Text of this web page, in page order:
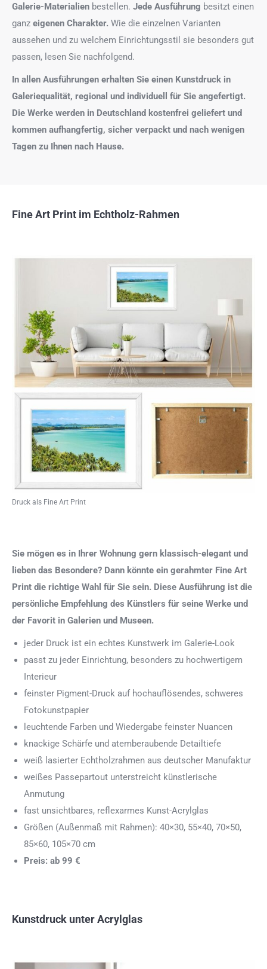
Galerie-Materialien bestellen. Jede Ausführung besitzt einen
ganz eigenen Charakter. Wie die einzelnen Varianten
aussehen und zu welchem Einrichtungsstil sie besonders gut
passen, lesen Sie nachfolgend.
In allen Ausführungen erhalten Sie einen Kunstdruck in
Galeriequalität, regional und individuell für Sie angefertigt.
Die Werke werden in Deutschland kostenfrei geliefert und
kommen aufhangfertig, sicher verpackt und nach wenigen
Tagen zu Ihnen nach Hause.
Fine Art Print im Echtholz-Rahmen
Druck als Fine Art Print
Sie mögen es in Ihrer Wohnung gern klassisch-elegant und
lieben das Besondere? Dann könnte ein gerahmter Fine Art
Print die richtige Wahl für Sie sein. Diese Ausführung ist die
persönliche Empfehlung des Künstlers für seine Werke und
der Favorit in Galerien und Museen.
jeder Druck ist ein echtes Kunstwerk im Galerie-Look
passt zu jeder Einrichtung, besonders zu hochwertigem
Interieur
feinster Pigment-Druck auf hochauflösendes, schweres
Fotokunstpapier
leuchtende Farben und Wiedergabe feinster Nuancen
knackige Schärfe und atemberaubende Detailtiefe
weiß lasierter Echtholzrahmen aus deutscher Manufaktur
weißes Passepartout unterstreicht künstlerische
Anmutung
fast unsichtbares, reflexarmes Kunst-Acrylglas
Größen (Außenmaß mit Rahmen): 40×30, 55×40, 70×50,
85×60, 105×70 cm
Preis: ab 99 €
Kunstdruck unter Acrylglas